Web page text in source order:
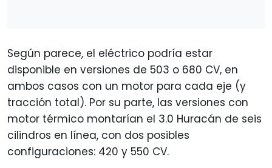
Según parece, el eléctrico podría estar
disponible en versiones de 503 o 680 CV, en
ambos casos con un motor para cada eje (y
tracción total). Por su parte, las versiones con
motor térmico montarían el 3.0 Huracán de seis
cilindros en línea, con dos posibles
configuraciones: 420 y 550 CV.